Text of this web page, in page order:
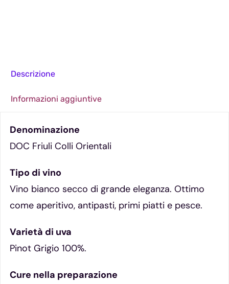
Descrizione
Informazioni aggiuntive
Denominazione
DOC Friuli Colli Orientali
Tipo di vino
Vino bianco secco di grande eleganza. Ottimo
come aperitivo, antipasti, primi piatti e pesce.
Varietà di uva
Pinot Grigio 100%.
Cure nella preparazione